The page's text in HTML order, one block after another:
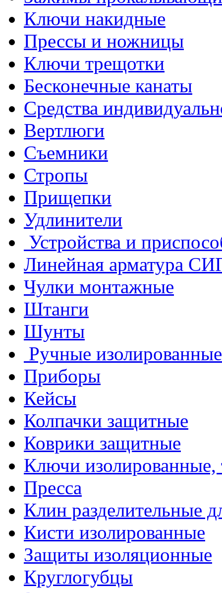
Ключи накидные
Прессы и ножницы
Ключи трещотки
Бесконечные канаты
Средства
Вертлюги
Съемники
Стропы
Прищепки
Удлинители
Устройства и
Линейная арматура
Чулки монтажные
Штанги
Шунты
Ручные
Приборы
Кейсы
Колпачки защитные
Коврики защитные
Ключи изолированные,
Пресса
Клин разделительные
Кисти изолированные
Защиты изоляционные
Круглогубцы